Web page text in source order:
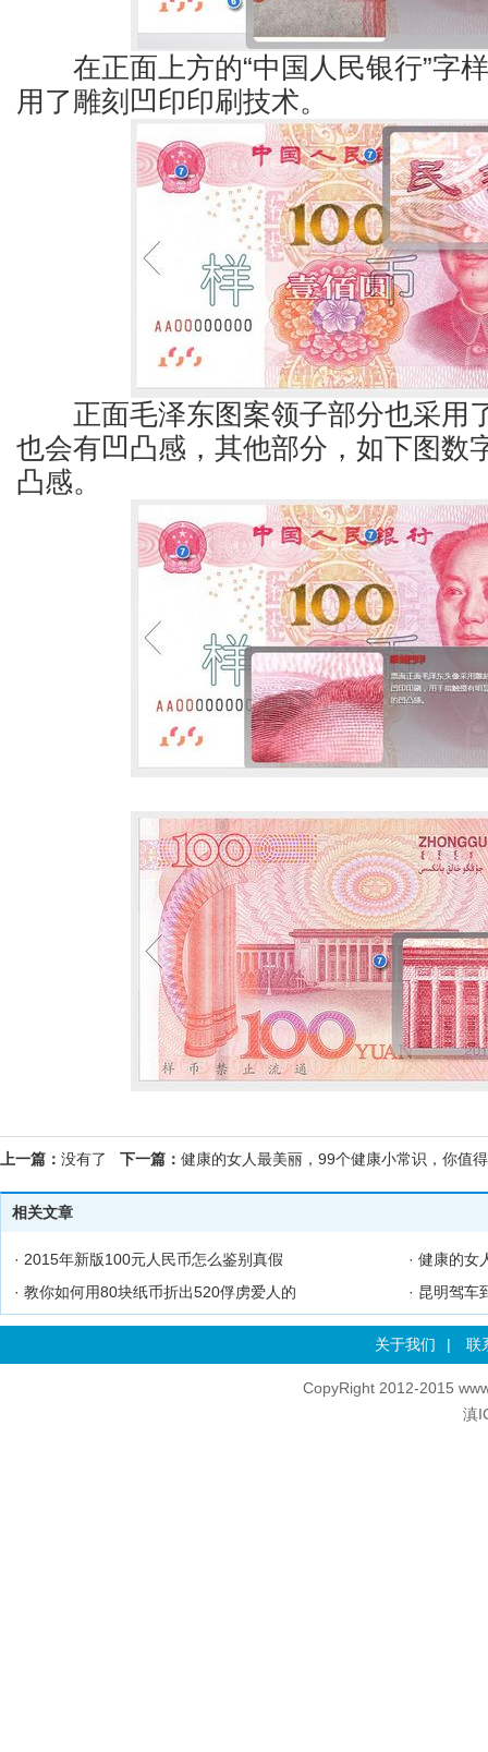
在正面上方的“中国人民银行”字
用了雕刻凹印印刷技术。
正面毛泽东图案领子部分也采用
也会有凹凸感，其他部分，如下图数
凸感。
上一篇： 没有了 下一篇： 健康的女人最美丽，99个健康小常识，你值
相关文章
· 2015年新版100元人民币怎么鉴别真假 · 健康的女
· 教你如何用80块纸币折出520俘虏爱人的 · 昆明驾车
关于我们 | 联
CopyRight 2012-2015
滇